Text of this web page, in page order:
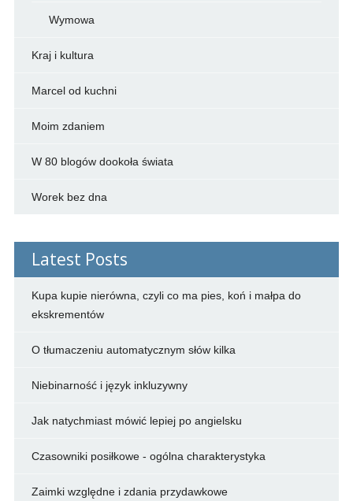
Wymowa
Kraj i kultura
Marcel od kuchni
Moim zdaniem
W 80 blogów dookoła świata
Worek bez dna
Latest Posts
Kupa kupie nierówna, czyli co ma pies, koń i małpa do
ekskrementów
O tłumaczeniu automatycznym słów kilka
Niebinarność i język inkluzywny
Jak natychmiast mówić lepiej po angielsku
Czasowniki posiłkowe - ogólna charakterystyka
Zaimki względne i zdania przydawkowe